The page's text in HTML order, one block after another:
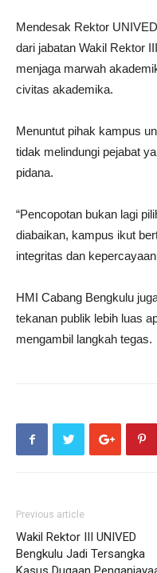
Mendesak Rektor
dari jabatan Wakil Rektor
menjaga marwah
civitas akademika.
Menuntut pihak kampus
tidak melindungi pejabat
pidana.
“Pencopotan bukan lagi
diabaikan, kampus ikut
integritas dan
HMI Cabang Bengkulu
tekanan publik lebih luas
mengambil langkah tegas.
Previous article
Wakil Rektor III UNIVED
Bengkulu Jadi Tersangka